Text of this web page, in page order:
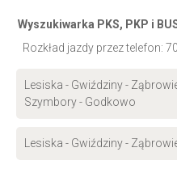
Wyszukiwarka PKS, PKP i
Rozkład jazdy przez telefon:
Lesiska - Gwiździny -
Szymbory - Godkowo
Lesiska - Gwiździny -